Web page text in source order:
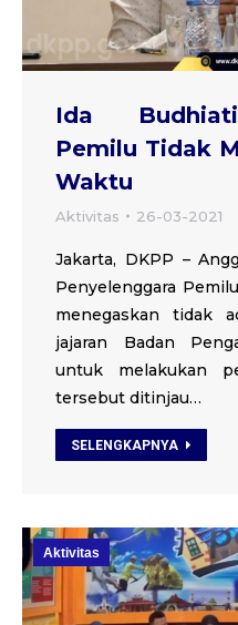
Ida
Pemilu Tidak
Waktu
Aktivitas 26-03-2021
Jakarta, DKPP –
Penyelenggara
menegaskan tidak
jajaran Badan
untuk melakukan
tersebut ditinjau…
SELENGKAPNYA
Aktivitas